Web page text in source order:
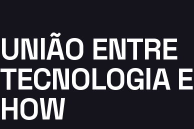
UNIÃO ENTRE
TECNOLOGIA
HOW